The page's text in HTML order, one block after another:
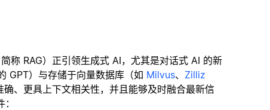
RAG）正引领生成式 AI，尤其是对话式 AI 的新
GPT）与存储于向量数据库（如 Milvus、 Zilliz
、更具上下文相关性，并且能够及时融合最新信